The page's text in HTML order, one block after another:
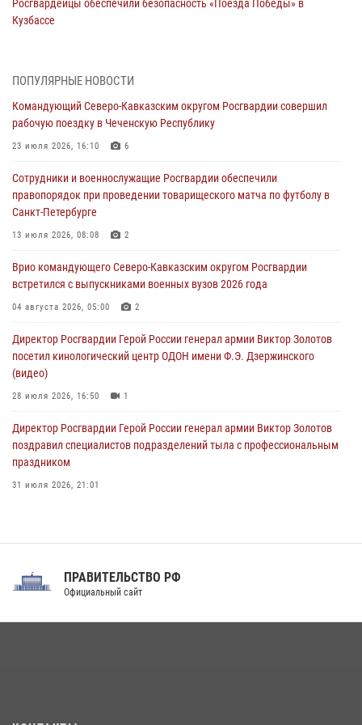
Росгвардейцы обеспечили безопасность «Поезда Победы» в
Кузбассе
В Кабардино-Балкарии сотрудники Росгвардии провели турнир по
08 августа 2026, 07:00
Военнослужащие Софринской бригады Росгвардии встретились с
дорогой к Победе в СВО» (видео)
08 августа 2026, 07:00
ОМОН «Ойрат» Управления Росгвардии по Республике Калмыкия
08 августа 2026, 07:00
В Москве росгвардейцы оказали помощь медикам и девушке с
08 августа 2026, 06:32 1
ПОПУЛЯРНЫЕ НОВОСТИ
Командующий Северо-Кавказским округом Росгвардии совершил
рабочую поездку в Чеченскую Республику
23 июля 2026, 16:10 6
Сотрудники и военнослужащие Росгвардии обеспечили
правопорядок при проведении товарищеского матча по футболу в
Санкт-Петербурге
13 июля 2026, 08:08 2
Врио командующего Северо-Кавказским округом Росгвардии
встретился с выпускниками военных вузов 2026 года
04 августа 2026, 05:00 2
Директор Росгвардии Герой России генерал армии Виктор Золотов
посетил кинологический центр ОДОН имени Ф.Э. Дзержинского
(видео)
28 июля 2026, 16:50 1
Директор Росгвардии Герой России генерал армии Виктор Золотов
поздравил специалистов подразделений тыла с профессиональным
праздником
31 июля 2026, 21:01
Праздник «Один день с Росгвардией» к 105-летию Центрального
ПРАВИТЕЛЬСТВО РФ
Официальный сайт